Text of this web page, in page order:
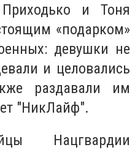
и Тоня
«подарком»
девушки не
и целовались
раздавали им
"НикЛайф".
Нацгвардии